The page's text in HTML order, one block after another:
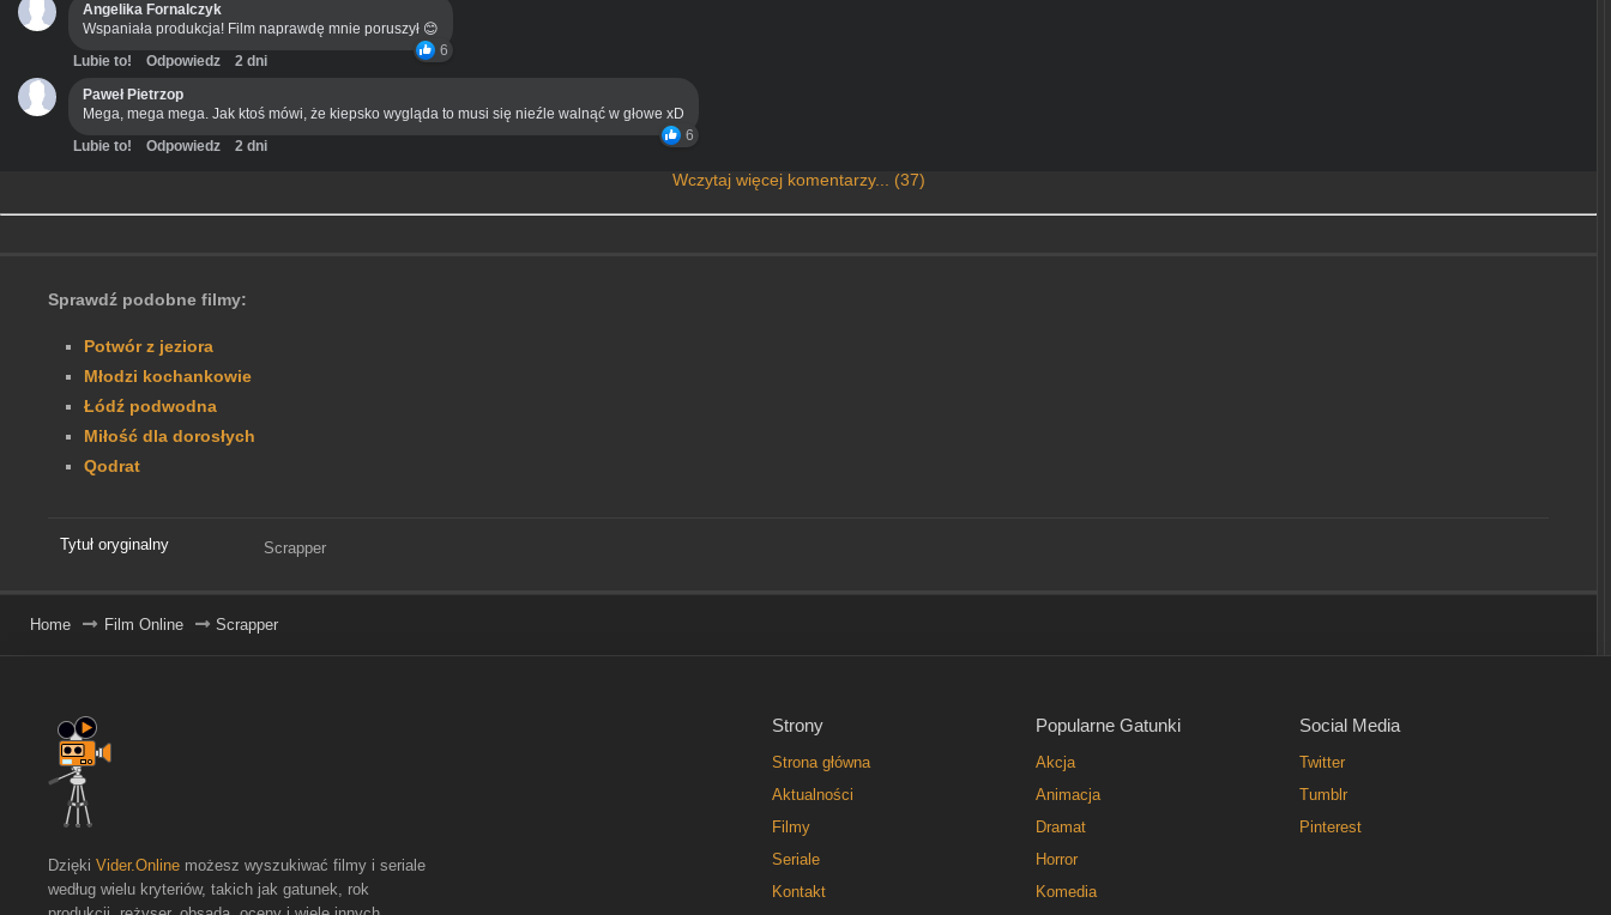
Angelika Fornalczyk
Wspaniała produkcja! Film naprawdę mnie poruszył 😊
6
Lubie to! Odpowiedz
2 dni
Paweł Pietrzop
Mega, mega mega. Jak ktoś mówi, że kiepsko wygląda to musi się nieźle walnąć w głowe xD
6
Lubie to! Odpowiedz 2 dni
Wczytaj więcej komentarzy... (37)
Sprawdź podobne filmy:
Potwór z jeziora
Młodzi kochankowie
Łódź podwodna
Miłość dla dorosłych
Qodrat
Tytuł oryginalny Scrapper
Home Film Online Scrapper
Strony
Strona główna
Aktualności
Filmy
Seriale
Kontakt
Popularne Gatunki
Akcja
Animacja
Dramat
Horror
Komedia
Social Media
Twitter
Tumblr
Pinterest
Dzięki Vider.Online możesz wyszukiwać filmy i seriale
według wielu kryteriów, takich jak gatunek, rok